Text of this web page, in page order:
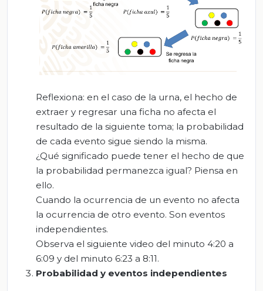
Reflexiona: en el caso de la urna, el hecho de
extraer y regresar una ficha no afecta el
resultado de la siguiente toma; la probabilidad
de cada evento sigue siendo la misma.
¿Qué significado puede tener el hecho de que
la probabilidad permanezca igual? Piensa en
ello.
Cuando la ocurrencia de un evento no afecta
la ocurrencia de otro evento. Son eventos
independientes.
Observa el siguiente video del minuto 4:20 a
6:09 y del minuto 6:23 a 8:11.
Probabilidad y eventos independientes